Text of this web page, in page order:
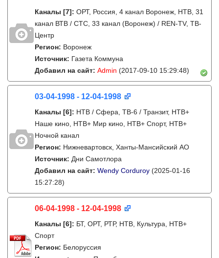
Каналы [7]: ОРТ, Россия, 4 канал Воронеж, НТВ, 31
канал ВТВ / СТС, 33 канал (Воронеж) / REN-TV, ТВ-
Центр
Регион: Воронеж
Источник: Газета Коммуна
Добавил на сайт: Admin (2017-09-10 15:29:48)
03-04-1998 - 12-04-1998
Каналы [6]: НТВ / Сфера, ТВ-6 / Транзит, НТВ+
Наше кино, НТВ+ Мир кино, НТВ+ Спорт, НТВ+
Ночной канал
Регион: Нижневартовск, Ханты-Мансийский АО
Источник: Дни Самотлора
Добавил на сайт: Wendy Corduroy (2025-01-16
15:27:28)
06-04-1998 - 12-04-1998
Каналы [6]: БТ, ОРТ, РТР, НТВ, Культура, НТВ+
Спорт
Регион: Белоруссия